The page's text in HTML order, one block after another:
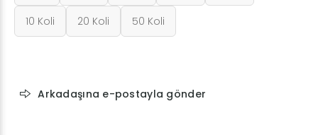
10 Koli 20 Koli 50 Koli
Arkadaşına e-postayla gönder